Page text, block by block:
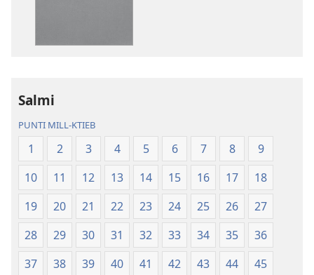
l-
Iskrittura
Mqaddsa
(Reviżjoni
tal-
2013)
Ġdida
taʼ
Iskrittura
Mqaddsa
(Reviżjoni
tal-
2013)
Salmi
PUNTI MILL-KTIEB
1 2 3 4 5 6 7 8
9
10
11 12 13 14 15 16 17
18
19
20 21 22 23 24 25 26
27
28
29 30 31 32 33 34 35
36
37
38 39 40 41 42 43 44
45